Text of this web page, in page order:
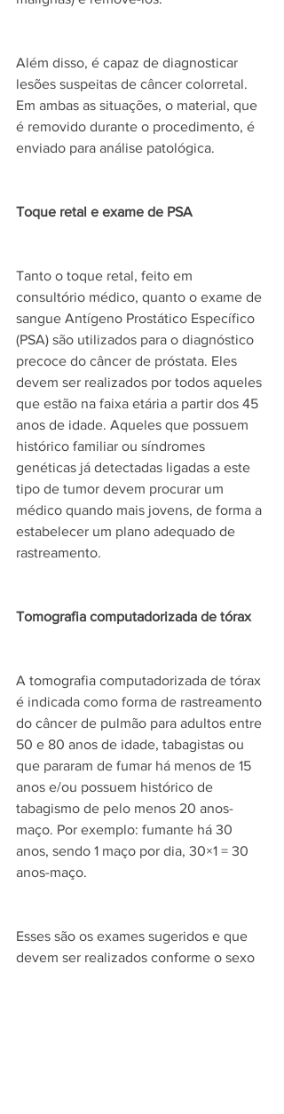
Além disso, é capaz de diagnosticar
lesões suspeitas de câncer colorretal.
Em ambas as situações, o material, que
é removido durante o procedimento, é
enviado para análise patológica.
Toque retal e exame de PSA
Tanto o toque retal, feito em
consultório médico, quanto o exame de
sangue Antígeno Prostático Específico
(PSA) são utilizados para o diagnóstico
precoce do câncer de próstata. Eles
devem ser realizados por todos aqueles
que estão na faixa etária a partir dos 45
anos de idade. Aqueles que possuem
histórico familiar ou síndromes
genéticas já detectadas ligadas a este
tipo de tumor devem procurar um
médico quando mais jovens, de forma a
estabelecer um plano adequado de
rastreamento.
Tomografia computadorizada de tórax
A tomografia computadorizada de tórax
é indicada como forma de rastreamento
do câncer de pulmão para adultos entre
50 e 80 anos de idade, tabagistas ou
que pararam de fumar há menos de 15
anos e/ou possuem histórico de
tabagismo de pelo menos 20 anos-
maço. Por exemplo: fumante há 30
anos, sendo 1 maço por dia, 30×1 = 30
anos-maço.
Esses são os exames sugeridos e que
devem ser realizados conforme o sexo